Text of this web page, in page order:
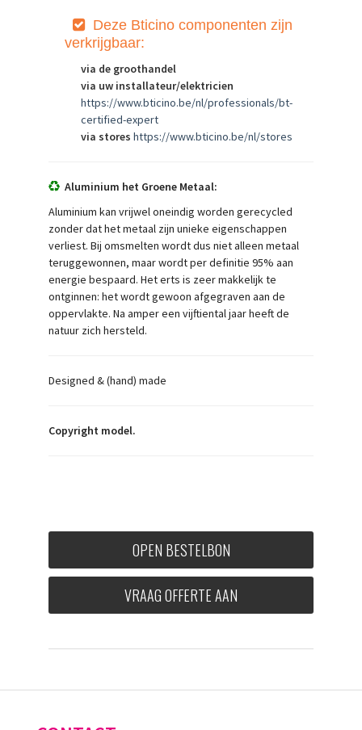
Deze Bticino componenten zijn
verkrijgbaar:
via de groothandel
via uw installateur/elektricien
https://www.bticino.be/nl/professionals/bt-
certified-expert
via stores https://www.bticino.be/nl/stores
Aluminium het Groene Metaal:
Aluminium kan vrijwel oneindig worden gerecycled
zonder dat het metaal zijn unieke eigenschappen
verliest. Bij omsmelten wordt dus niet alleen metaal
teruggewonnen, maar wordt per definitie 95% aan
energie bespaard. Het erts is zeer makkelijk te
ontginnen: het wordt gewoon afgegraven aan de
oppervlakte. Na amper een vijftiental jaar heeft de
natuur zich hersteld.
Designed & (hand) made
Copyright model.
OPEN BESTELBON
VRAAG OFFERTE AAN